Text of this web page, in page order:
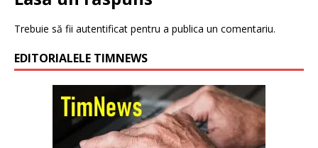
Trebuie să fii autentificat pentru a publica un comentariu.
EDITORIALELE TIMNEWS